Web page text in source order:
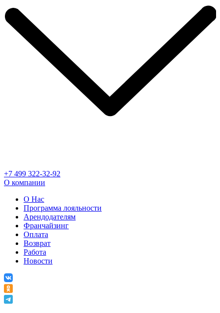
+7 499 322-32-92
О компании
О Нас
Программа лояльности
Арендодателям
Франчайзинг
Оплата
Возврат
Работа
Новости